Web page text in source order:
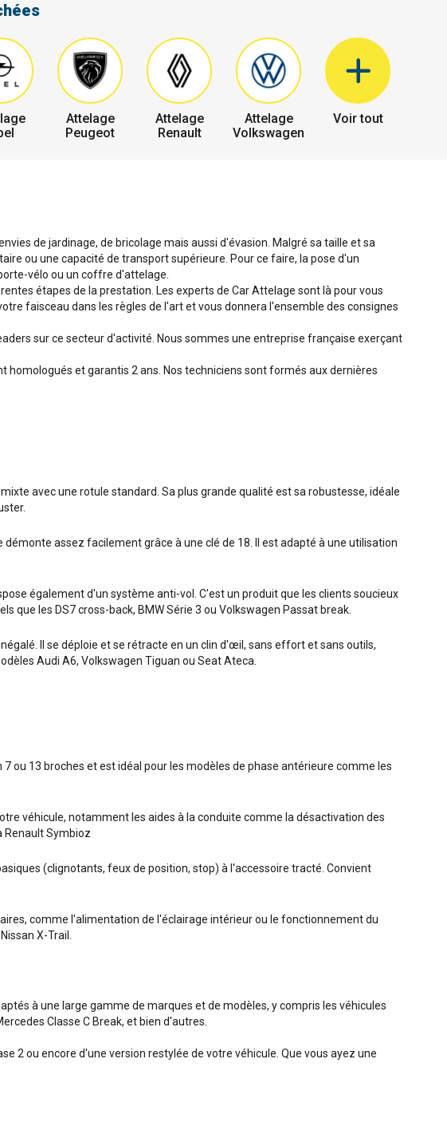
Attelage
Peugeot
Attelage
Renault
Attelage
Volkswagen
Voir tout
de jardinage, de bricolage mais aussi d'évasion. Malgré sa taille et sa
ou une capacité de transport supérieure. Pour ce faire, la pose d'un
vélo ou un coffre d'attelage.
étapes de la prestation. Les experts de Car Attelage sont là pour vous
faisceau dans les règles de l'art et vous donnera l'ensemble des consignes
sur ce secteur d'activité. Nous sommes une entreprise française exerçant
homologués et garantis 2 ans. Nos techniciens sont formés aux dernières
avec une rotule standard. Sa plus grande qualité est sa robustesse, idéale
assez facilement grâce à une clé de 18. Il est adapté à une utilisation
également d'un système anti-vol. C'est un produit que les clients soucieux
que les DS7 cross-back, BMW Série 3 ou Volkswagen Passat break.
Il se déploie et se rétracte en un clin d'œil, sans effort et sans outils,
Audi A6, Volkswagen Tiguan ou Seat Ateca.
ou 13 broches et est idéal pour les modèles de phase antérieure comme les
véhicule, notamment les aides à la conduite comme la désactivation des
Renault Symbioz
(clignotants, feux de position, stop) à l'accessoire tracté. Convient
comme l'alimentation de l'éclairage intérieur ou le fonctionnement du
X-Trail.
à une large gamme de marques et de modèles, y compris les véhicules
Classe C Break, et bien d'autres.
2 ou encore d'une version restylée de votre véhicule. Que vous ayez une